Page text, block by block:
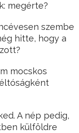
megérte?
szembe
hitte, hogy a
mocskos
A nép pedig,
külföldre